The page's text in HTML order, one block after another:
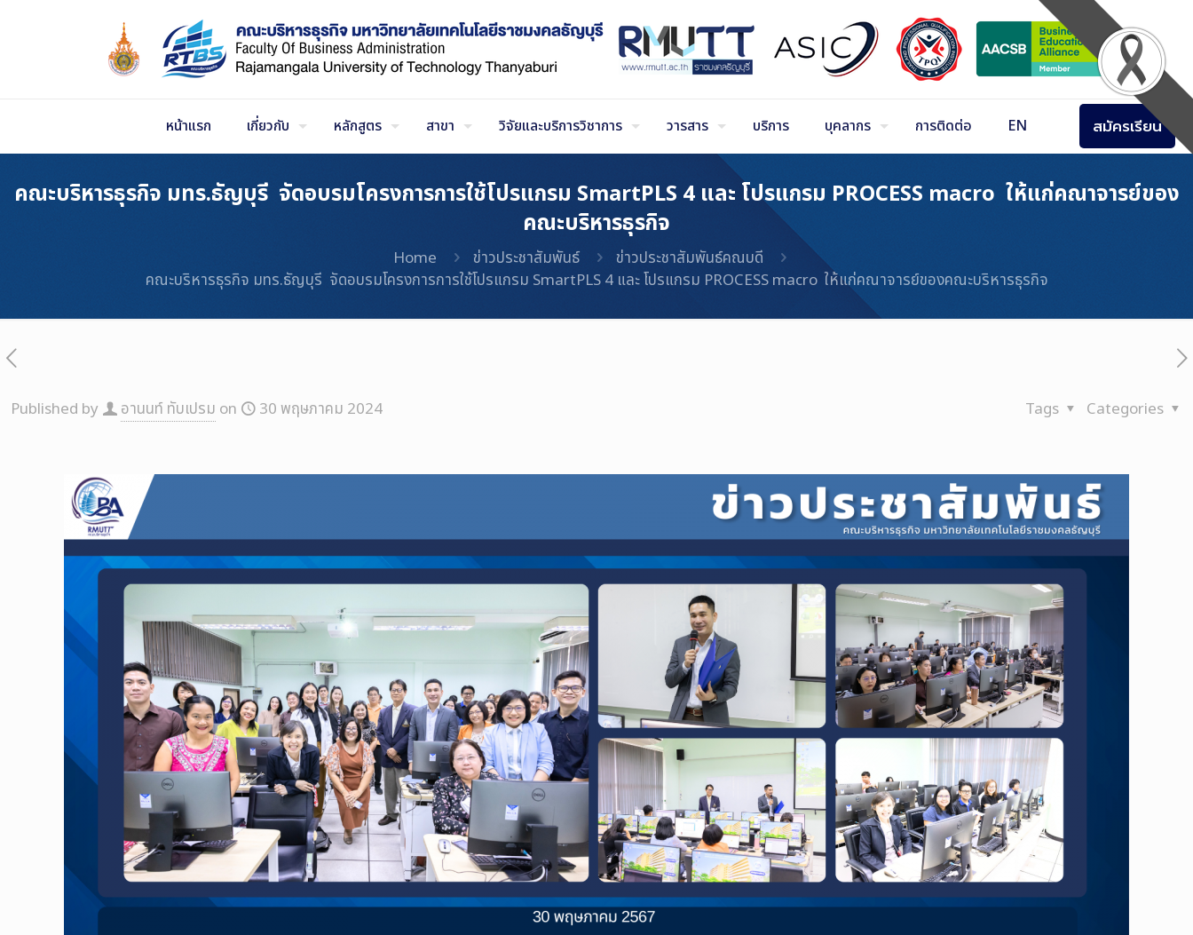
หน้าแรก เกี่ยวกับ หลักสูตร สาขา วิจัยและบริการวิชาการ วารสาร บริการ บุคลากร การติดต่อ EN สมัครเรียน
คณะบริหารธุรกิจ มทร.ธัญบุรี จัดอบรมโครงการการใช้โปรแกรม SmartPLS 4 และ โปรแกรม PROCESS macro ให้แก่คณาจารย์ของ
คณะบริหารธุรกิจ
Home ข่าวประชาสัมพันธ์
ข่าวประชาสัมพันธ์คณบดี
คณะบริหารธุรกิจ มทร.ธัญบุรี จัดอบรมโครงการการใช้โปรแกรม SmartPLS 4 และ โปรแกรม PROCESS macro ให้แก่คณาจารย์ของคณะบริหารธุรกิจ
Published by อานนท์ ทับเปรม on 30 พฤษภาคม 2024 Categories
Tags